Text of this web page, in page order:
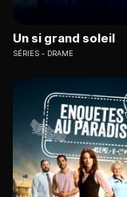
Un si grand soleil
SÉRIES DRAME